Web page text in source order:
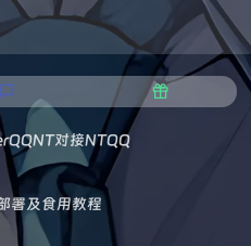
新
评
论
随
机
对接NTQQ
及食用教程